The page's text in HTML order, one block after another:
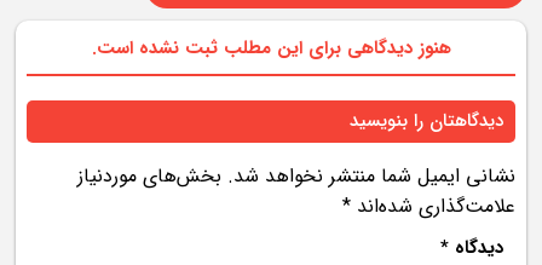
هنوز دیدگاهی برای این مطلب ثبت نشده است.
دیدگاهتان را بنویسید
نشانی ایمیل شما منتشر نخواهد شد. بخش‌های موردنیاز
علامت‌گذاری شده‌اند *
دیدگاه *